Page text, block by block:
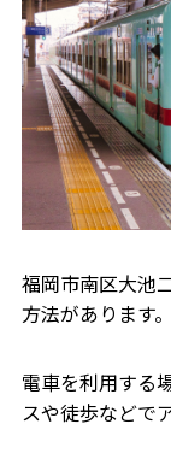
福岡市南区大池
方法があります。
電車を利用する
スや徒歩などで